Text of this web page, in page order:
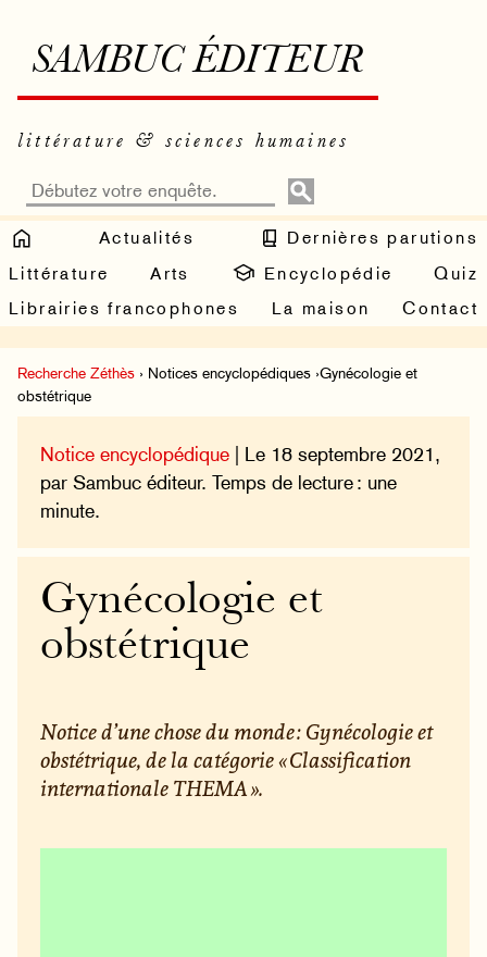
SAMBUC ÉDITEUR
littérature & sciences humaines
Actualités
Dernières parutions
Littérature
Arts Encyclopédie
Quiz
Librairies francophones
La maison Contact
Recherche Zéthès › Notices encyclopédiques ›Gynécologie et
obstétrique
Notice encyclopédique | Le 18 septembre 2021,
par Sambuc éditeur. Temps de lecture : une
minute.
Gynécologie et
obstétrique
Notice d’une chose du monde : Gynécologie et
obstétrique, de la catégorie « Classification
internationale THEMA ».